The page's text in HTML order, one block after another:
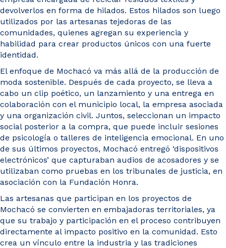
devolverlos en forma de hilados. Estos hilados son luego
utilizados por las artesanas tejedoras de las
comunidades, quienes agregan su experiencia y
habilidad para crear productos únicos con una fuerte
identidad.
El enfoque de Mochacó va más allá de la producción de
moda sostenible. Después de cada proyecto, se lleva a
cabo un clip poético, un lanzamiento y una entrega en
colaboración con el municipio local, la empresa asociada
y una organización civil. Juntos, seleccionan un impacto
social posterior a la compra, que puede incluir sesiones
de psicología o talleres de inteligencia emocional. En uno
de sus últimos proyectos, Mochacó entregó ‘dispositivos
electrónicos’ que capturaban audios de acosadores y se
utilizaban como pruebas en los tribunales de justicia, en
asociación con la Fundación Honra.
Las artesanas que participan en los proyectos de
Mochacó se convierten en embajadoras territoriales, ya
que su trabajo y participación en el proceso contribuyen
directamente al impacto positivo en la comunidad. Esto
crea un vínculo entre la industria y las tradiciones